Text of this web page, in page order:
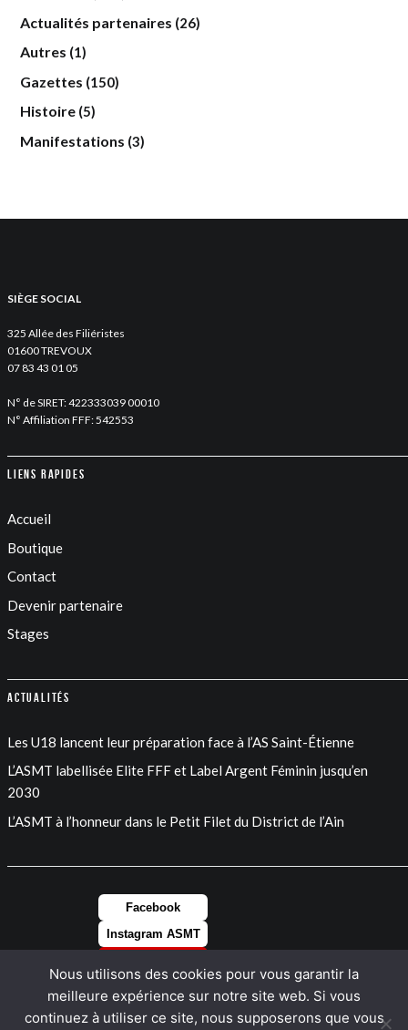
Actualités partenaires (26)
Autres (1)
Gazettes (150)
Histoire (5)
Manifestations (3)
SIÈGE SOCIAL
325 Allée des Filiéristes
01600 TREVOUX
07 83 43 01 05
N° de SIRET: 422333039 00010
N° Affiliation FFF: 542553
Liens rapides
Accueil
Boutique
Contact
Devenir partenaire
Stages
Actualités
Les U18 lancent leur préparation face à l’AS Saint-Étienne
L’ASMT labellisée Elite FFF et Label Argent Féminin jusqu’en
2030
L’ASMT à l’honneur dans le Petit Filet du District de l’Ain
Facebook
Instagram ASMT
LinkedIn
Nous utilisons des cookies pour vous garantir la
meilleure expérience sur notre site web. Si vous
continuez à utiliser ce site, nous supposerons que vous